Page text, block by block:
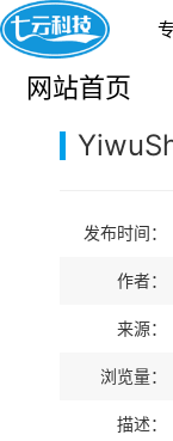
网站首页
您的当前位置：
发布时间：
作者：
来源：
浏览量：
描述：